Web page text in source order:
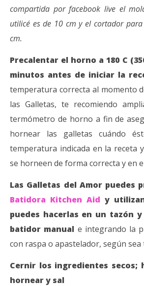
compartida por facebook live el
utilicé es de 10 cm y el cortador
cm.
Precalentar el horno a 180 C
minutos antes de iniciar la
temperatura correcta al momento
las Galletas, te recomiendo
termómetro de horno a fin de
hornear las galletas cuándo
temperatura indicada en la receta
se horneen de forma correcta y en
Las Galletas del Amor puedes
Batidora Kitchen Aid y
puedes hacerlas en un tazón
batidor manual e integrando la
con raspa o apastelador, según
Cernir los ingredientes secos;
hornear y sal